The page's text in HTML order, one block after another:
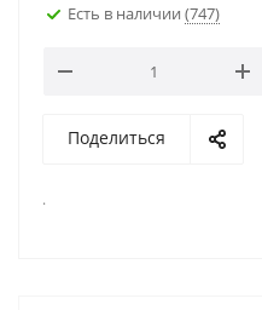
Есть в наличии (747)
Поделиться
.